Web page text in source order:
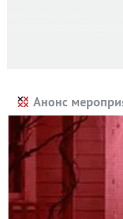
Анонс